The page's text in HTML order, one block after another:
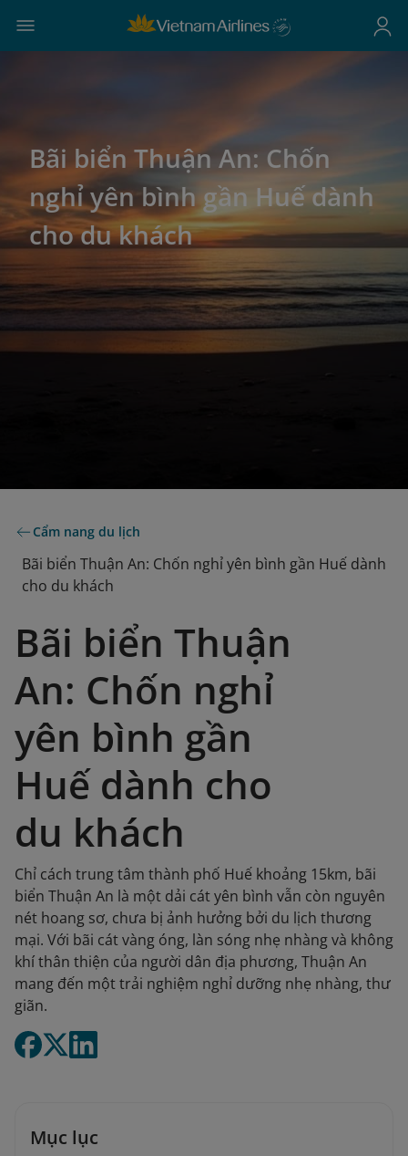
Bãi biển Thuận An: Chốn
nghỉ yên bình gần Huế dành
cho du khách
Cẩm nang du lịch
Bãi biển Thuận An: Chốn nghỉ yên bình gần Huế dành
cho du khách
Bãi biển Thuận
An: Chốn nghỉ
yên bình gần
Huế dành cho
du khách
Chỉ cách trung tâm thành phố Huế khoảng 15km, bãi
biển Thuận An là một dải cát yên bình vẫn còn nguyên
nét hoang sơ, chưa bị ảnh hưởng bởi du lịch thương
mại. Với bãi cát vàng óng, làn sóng nhẹ nhàng và không
khí thân thiện của người dân địa phương, Thuận An
mang đến một trải nghiệm nghỉ dưỡng nhẹ nhàng, thư
giãn.
Mục lục